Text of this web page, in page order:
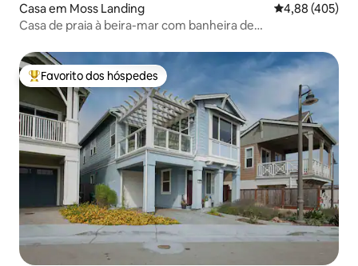
Casa em Moss Landing Classificação
4,88 (405)
Casa de praia à beira-mar com banheira de
Favoritos dos hóspedes mais apreciados
Favorito dos hóspedes